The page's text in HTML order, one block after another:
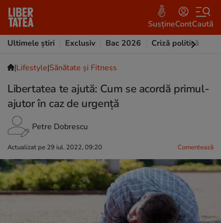
SusțineContCaută
Ultimele știri
Exclusiv Bac 2026 Criză politică
|Lifestyle|Sănătate și Fitness
Libertatea te ajută: Cum se acordă primul-
ajutor în caz de urgență
Petre Dobrescu
Actualizat pe 29 iul. 2022, 09:20 Comentează